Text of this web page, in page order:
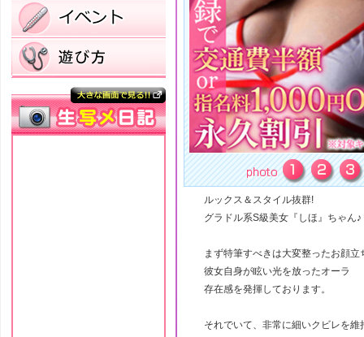
ルックス＆スタイル抜群!
グラドル系S級美女『しほ』ちゃん♪
まず特筆すべきは大変整ったお顔立
彼女自身が眩い光を放ったオーラ
存在感を発揮しております。
それでいて、非常に細いクビレを維